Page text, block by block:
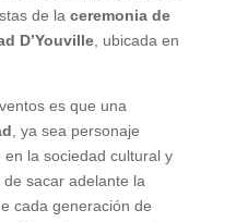
de la ceremonia de
D’Youville, ubicada en
es que una
, ya sea personaje
la sociedad cultural y
sacar adelante la
cada generación de